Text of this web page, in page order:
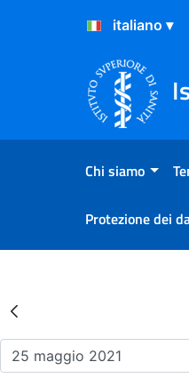
Salta al Contenuto
Salta al Footer
Chi siamo
Protezione dei
Risultati